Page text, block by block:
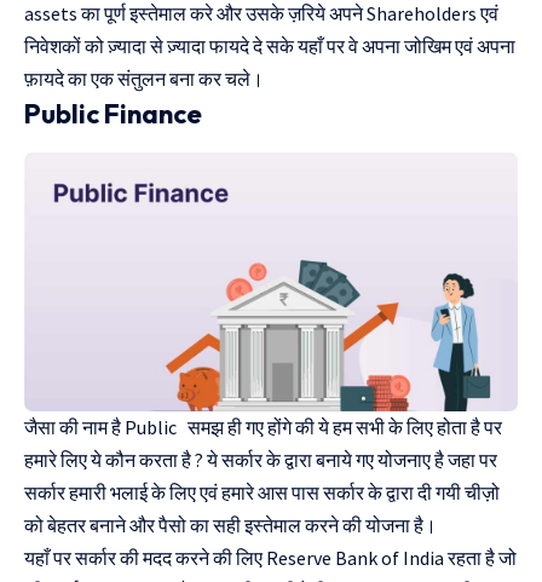
assets का पूर्ण इस्तेमाल करे और उसके ज़रिये अपने Shareholders एवं
निवेशकों को ज़्यादा से ज़्यादा फायदे दे सके यहाँ पर वे अपना जोखिम एवं अपना
फ़ायदे का एक संतुलन बना कर चले।
Public Finance
जैसा की नाम है Public समझ ही गए होंगे की ये हम सभी के लिए होता है पर
हमारे लिए ये कौन करता है ? ये सर्कार के द्वारा बनाये गए योजनाए है जहा पर
सर्कार हमारी भलाई के लिए एवं हमारे आस पास सर्कार के द्वारा दी गयी चीज़ो
को बेहतर बनाने और पैसो का सही इस्तेमाल करने की योजना है।
यहाँ पर सर्कार की मदद करने की लिए Reserve Bank of India रहता है जो